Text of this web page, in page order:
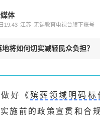
体
19:43 江苏 无锡教育电视台旗下账号
将如何切实减轻民众负担？
好《 殡葬领域明码标
实施前的政策宣贯和合